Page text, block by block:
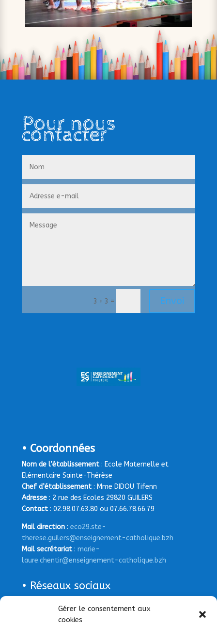
Gérer le consentement aux
cookies
Pour nous
contacter
3 + 3 = Envoi
• Coordonnées
Nom de l’établissement: Ecole Maternelle et
Elémentaire Sainte-Thérèse
Chef d’établissement: Mme DIDOU Tifenn
Adresse: 2 rue des Ecoles 29820 GUILERS
Contact: 02.98.07.63.80 ou 07.66.78.66.79
Mail direction: eco29.ste-
therese.guilers@enseignement-catholique.bzh
Mail secrétariat: marie-
laure.chentir@enseignement-catholique.bzh
• Réseaux sociaux
Page Facebook